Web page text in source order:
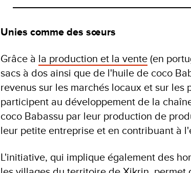
Unies comme des sœurs
Grâce à la production et la vente(en
sacs à dos ainsi que de l'huile de coco
revenus sur les marchés locaux et sur
participent au développement de la
coco Babassu par leur production de
leur petite entreprise et en contribuant à
L'initiative, qui implique également des